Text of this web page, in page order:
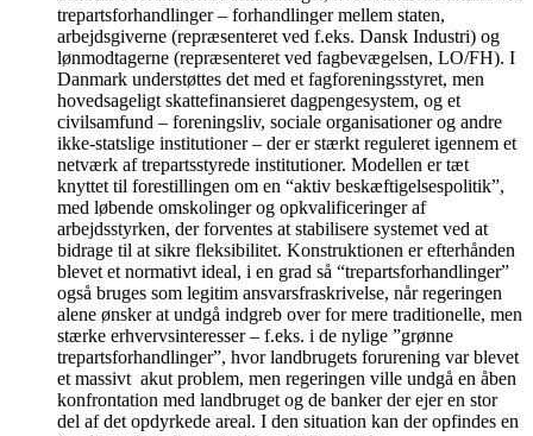
trepartsforhandlinger – forhandlinger mellem staten,
arbejdsgiverne (repræsenteret ved f.eks. Dansk Industri) og
lønmodtagerne (repræsenteret ved fagbevægelsen, LO/FH). I
Danmark understøttes det med et fagforeningsstyret, men
hovedsageligt skattefinansieret dagpengesystem, og et
civilsamfund – foreningsliv, sociale organisationer og andre
ikke-statslige institutioner – der er stærkt reguleret igennem et
netværk af trepartsstyrede institutioner. Modellen er tæt
knyttet til forestillingen om en “aktiv beskæftigelsespolitik”,
med løbende omskolinger og opkvalificeringer af
arbejdsstyrken, der forventes at stabilisere systemet ved at
bidrage til at sikre fleksibilitet. Konstruktionen er efterhånden
blevet et normativt ideal, i en grad så “trepartsforhandlinger”
også bruges som legitim ansvarsfraskrivelse, når regeringen
alene ønsker at undgå indgreb over for mere traditionelle, men
stærke erhvervsinteresser – f.eks. i de nylige ”grønne
trepartsforhandlinger”, hvor landbrugets forurening var blevet
et massivt akut problem, men regeringen ville undgå en åben
konfrontation med landbruget og de banker der ejer en stor
del af det opdyrkede areal. I den situation kan der opfindes en